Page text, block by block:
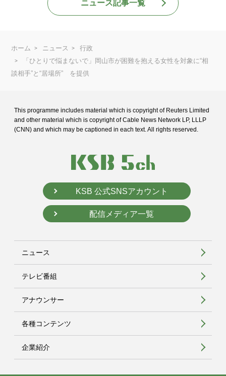
ニュース記事一覧
ホーム ニュース
行政
「ひとりで悩まないで」岡山市が困難を抱える女性を対象に“相
談相手”と“居場所” を提供
This programme includes material which is copyright of Reuters Limited
and other material which is copyright of Cable News Network LP, LLLP
(CNN) and which may be captioned in each text. All rights reserved.
KSB 公式SNSアカウント
配信メディア一覧
ニュース
テレビ番組
アナウンサー
各種コンテンツ
企業紹介